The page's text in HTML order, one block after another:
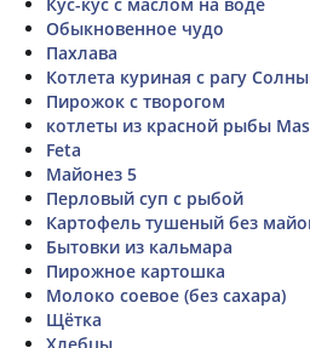
Обыкновенное чудо
Пахлава
Котлета куриная с рагу
Пирожок с творогом
котлеты из красной рыбы
Feta
Майонез 5
Перловый суп с рыбой
Картофель тушеный без
Бытовки из кальмара
Пирожное картошка
Молоко соевое (без сахара)
Щётка